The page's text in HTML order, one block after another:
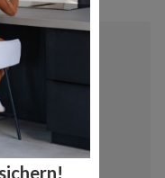
von 48